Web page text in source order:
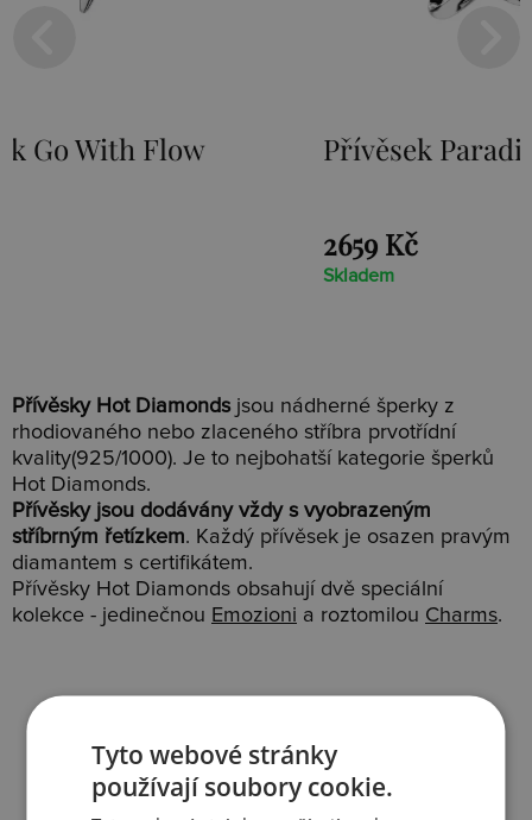
Přívěsek Paradise DP230
Přívěsky Hot Diamonds jsou nádherné šperky z
rhodiovaného nebo zlaceného stříbra prvotřídní
kvality(925/1000). Je to nejbohatší kategorie šperků
Hot Diamonds.
Přívěsky jsou dodávány vždy s vyobrazeným
stříbrným řetízkem. Každý přívěsek je osazen pravým
diamantem s certifikátem.
Přívěsky Hot Diamonds obsahují dvě speciální
kolekce - jedinečnou Emozioni a roztomilou Charms.
Slevy Doprava
Tyto webové stránky
používají soubory cookie.